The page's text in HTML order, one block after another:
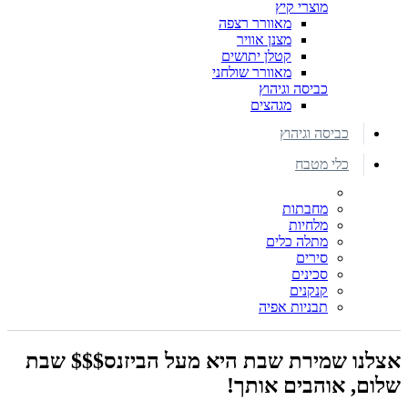
מוצרי קיץ
מאוורר רצפה
מצנן אוויר
קטלן יתושים
מאוורר שולחני
כביסה וגיהוץ
מגהצים
כביסה וגיהוץ
כלי מטבח
מחבתות
מלחיות
מתלה כלים
סירים
סכינים
קנקנים
תבניות אפיה
אצלנו שמירת שבת היא מעל הביזנס$$$ שבת
שלום, אוהבים אותך!